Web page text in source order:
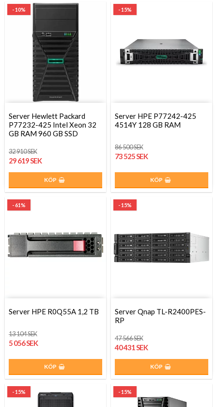
- 10%
Server Hewlett Packard
P77232-425 Intel Xeon 32
GB RAM 960 GB SSD
32 910 SEK
29 619 SEK
KÖP
- 15%
Server HPE P77242-425
4514Y 128 GB RAM
86 500 SEK
73 525 SEK
KÖP
- 61%
Server HPE R0Q55A 1,2 TB
13 104 SEK
5 056 SEK
KÖP
- 15%
Server Qnap TL-R2400PES-
RP
47 566 SEK
40 431 SEK
KÖP
- 15% - 15%